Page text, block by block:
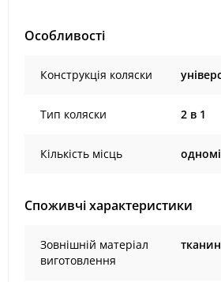
Особливості
Конструкція коляски
Тип коляски 2 в 1
Кількість місць
Споживчі характеристики
Зовнішній матеріал
виготовлення